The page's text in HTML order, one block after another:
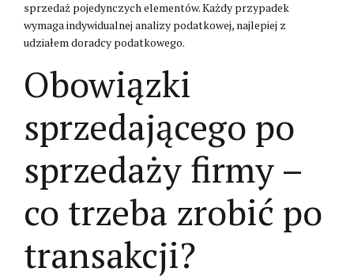
sprzedaż pojedynczych elementów. Każdy przypadek
wymaga indywidualnej analizy podatkowej, najlepiej z
udziałem doradcy podatkowego.
Obowiązki
sprzedającego po
sprzedaży firmy –
co trzeba zrobić po
transakcji?